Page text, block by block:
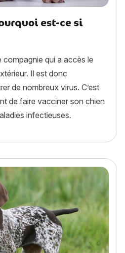
est-ce si
compagnie qui a accès le
Il est donc
de nombreux virus. C’est
de faire vacciner son chien
infectieuses.